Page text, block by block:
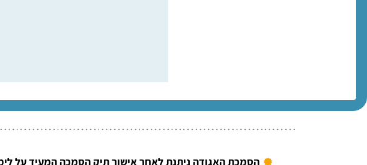
הסמכת האגודה ניתנת לאחר אישור תיק הסמכה המעיד על